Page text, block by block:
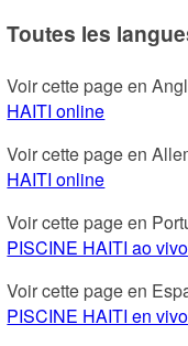
Toutes les
Voir cette page en
HAITI online
Voir cette page en
HAITI online
Voir cette page en
PISCINE HAITI ao vivo
Voir cette page en
PISCINE HAITI en vivo